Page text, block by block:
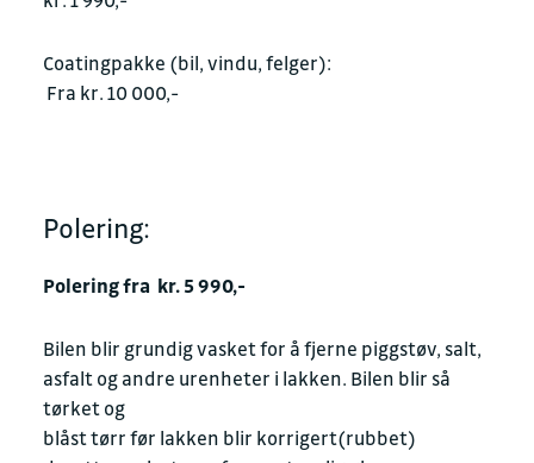
Coatingpakke (bil, vindu, felger):
Fra kr. 10 000,-
Polering:
Polering fra kr. 5 990,-
Bilen blir grundig vasket for å fjerne piggstøv, salt,
asfalt og andre urenheter i lakken. Bilen blir så
tørket og
blåst tørr før lakken blir korrigert(rubbet)